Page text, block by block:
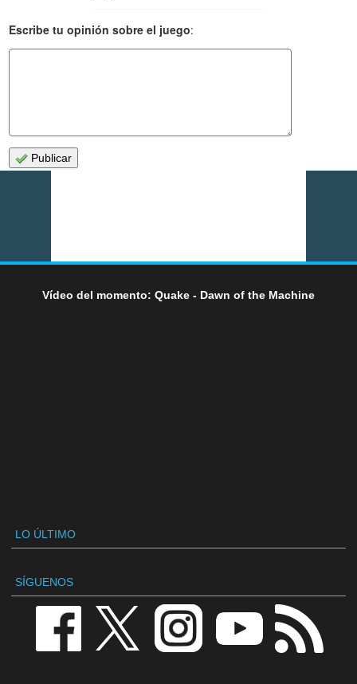
Escribe tu opinión sobre el juego:
Publicar
Vídeo del momento: Quake - Dawn of the Machine
LO ÚLTIMO
SÍGUENOS